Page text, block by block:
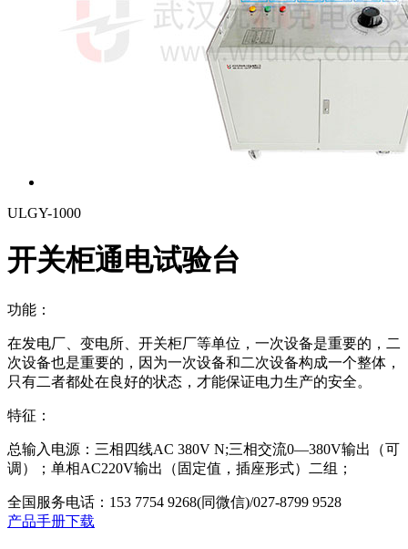
ULGY-1000
开关柜通电试验台
功能：
在发电厂、变电所、开关柜厂等单位，一次设备是重要的，二
次设备也是重要的，因为一次设备和二次设备构成一个整体，
只有二者都处在良好的状态，才能保证电力生产的安全。
特征：
总输入电源：三相四线AC 380V N;三相交流0—380V输出（可
调）；单相AC220V输出（固定值，插座形式）二组；
全国服务电话： 153 7754 9268(同微信)/027-8799 9528
产品手册下载